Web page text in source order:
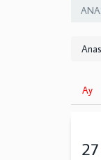
Ay